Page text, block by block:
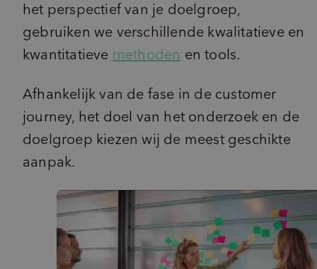
het perspectief van je doelgroep,
gebruiken we verschillende kwalitatieve en
kwantitatieve methoden en tools.
Afhankelijk van de fase in de customer
journey, het doel van het onderzoek en de
doelgroep kiezen wij de meest geschikte
aanpak.